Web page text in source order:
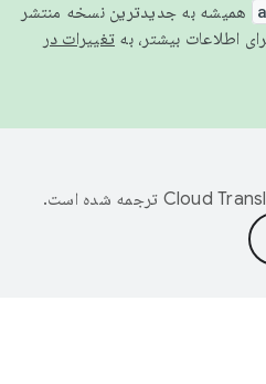
همیشه به جدیدترین نسخه منتشر
تغییرات در
ترجمه شده است.